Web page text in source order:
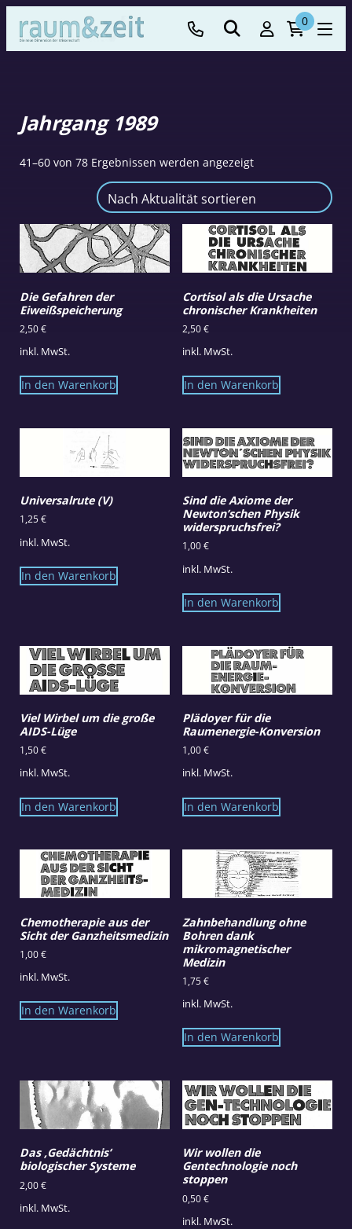
0
Jahrgang 1989
41–60 von 78 Ergebnissen werden angezeigtNach
Die Gefahren der
Eiweißspeicherung
2,50€
inkl. MwSt.
In den Warenkorb
Cortisol als die Ursache
chronischer Krankheiten
2,50€
inkl. MwSt.
In den Warenkorb
Universalrute (V)
1,25€
inkl. MwSt.
In den Warenkorb
Sind die Axiome der
Newton’schen Physik
widerspruchsfrei?
1,00€
inkl. MwSt.
In den Warenkorb
Viel Wirbel um die große
AIDS-Lüge
1,50€
inkl. MwSt.
In den Warenkorb
Plädoyer für die
Raumenergie-Konversion
1,00€
inkl. MwSt.
In den Warenkorb
Chemotherapie aus der
Sicht der Ganzheitsmedizin
1,00€
inkl. MwSt.
In den Warenkorb
Zahnbehandlung ohne
Bohren dank
mikromagnetischer
Medizin
1,75€
inkl. MwSt.
In den Warenkorb
Das ‚Gedächtnis‘
biologischer Systeme
2,00€
inkl. MwSt.
Wir wollen die
Gentechnologie noch
stoppen
0,50€
inkl. MwSt.